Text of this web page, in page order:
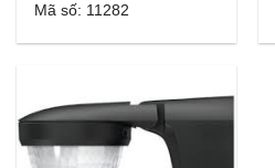
Mã số: 11282